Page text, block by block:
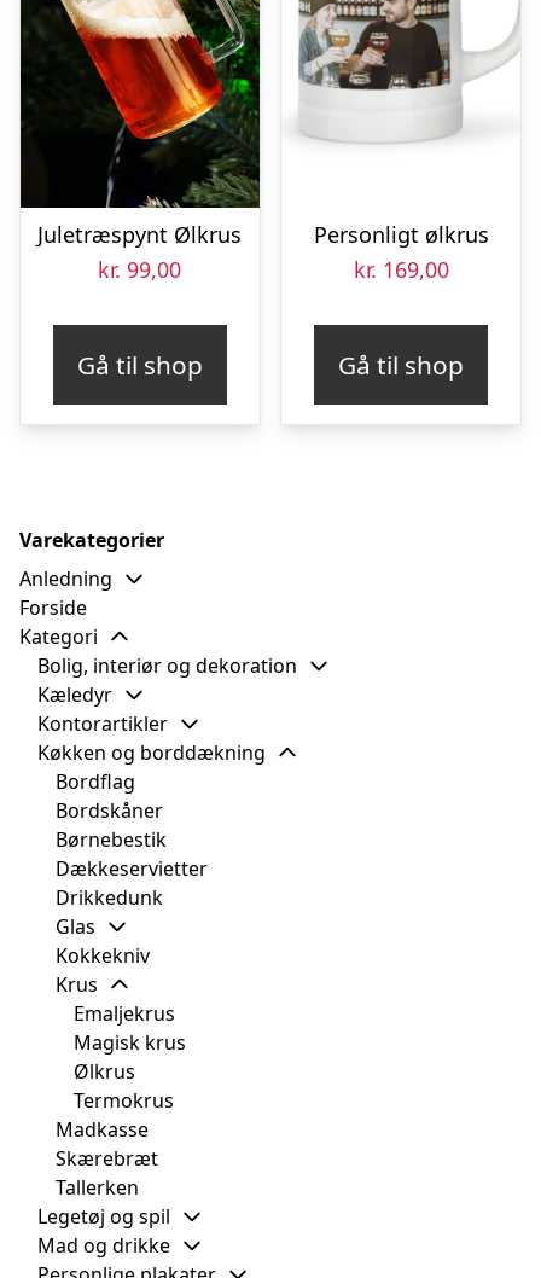
Juletræspynt Ølkrus
kr. 99,00
Gå til shop
Personligt ølkrus
kr. 169,00
Gå til shop
Varekategorier
Anledning
Forside
Kategori
Bolig, interiør og dekoration
Kæledyr
Kontorartikler
Køkken og borddækning
Bordflag
Bordskåner
Børnebestik
Dækkeservietter
Drikkedunk
Glas
Kokkekniv
Krus
Emaljekrus
Magisk krus
Ølkrus
Termokrus
Madkasse
Skærebræt
Tallerken
Legetøj og spil
Mad og drikke